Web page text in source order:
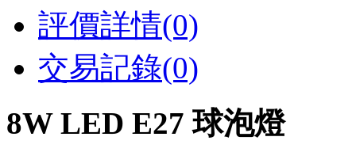
評價詳情(0)
交易記錄(0)
8W LED E27 球泡燈